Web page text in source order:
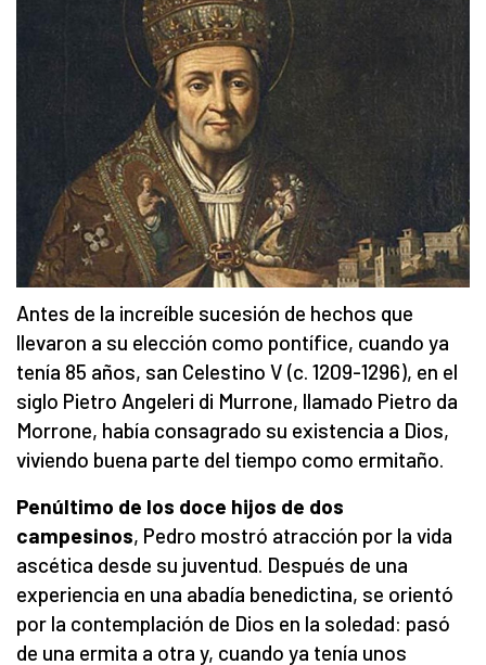
Antes de la increíble sucesión de hechos que
llevaron a su elección como pontífice, cuando ya
tenía 85 años, san Celestino V (c. 1209-1296), en el
siglo Pietro Angeleri di Murrone, llamado Pietro da
Morrone, había consagrado su existencia a Dios,
viviendo buena parte del tiempo como ermitaño.
Penúltimo de los doce hijos de dos
campesinos, Pedro mostró atracción por la vida
ascética desde su juventud. Después de una
experiencia en una abadía benedictina, se orientó
por la contemplación de Dios en la soledad: pasó
de una ermita a otra y, cuando ya tenía unos